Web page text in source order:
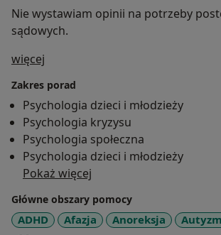
Nie wystawiam opinii na potrzeby
sądowych.
więcej
Zakres porad
Psychologia dzieci i młodzieży
Psychologia kryzysu
Psychologia społeczna
Psychologia dzieci i młodzieży
Pokaż więcej
Główne obszary pomocy
ADHD Afazja Anoreksja Autyzm